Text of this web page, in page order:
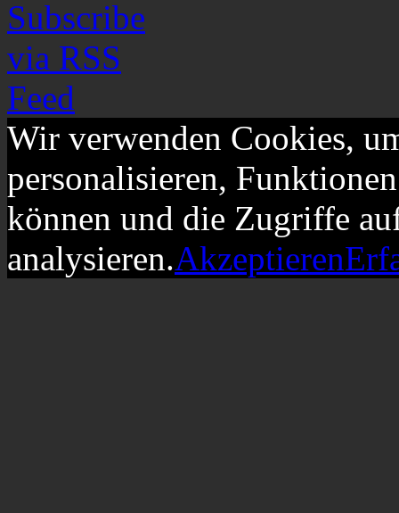
Wir verwenden Cookies,
personalisieren,
können und die Zugriffe
analysieren.Akzeptieren